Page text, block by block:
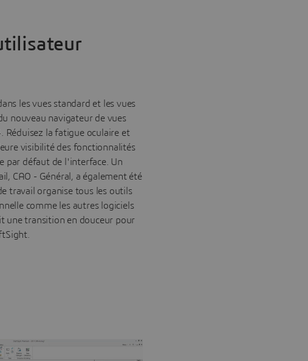
les vues standard et les vues
nouveau navigateur de vues
la fatigue oculaire et
visibilité des fonctionnalités
par défaut de l'interface. Un
CAO - Général, a également été
travail organise tous les outils
comme les autres logiciels
une transition en douceur pour